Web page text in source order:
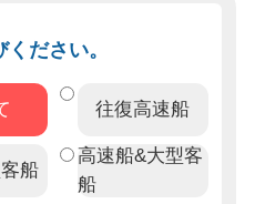
ださい。
往復高速船
船
高速船&大型客
船